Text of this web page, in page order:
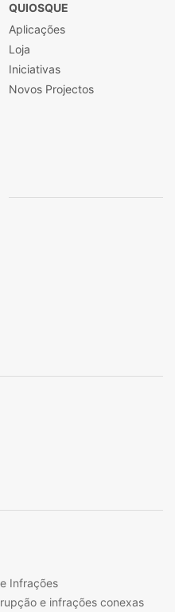
QUIOSQUE
Aplicações
Loja
Iniciativas
Novos Projectos
Infrações
e infrações conexas